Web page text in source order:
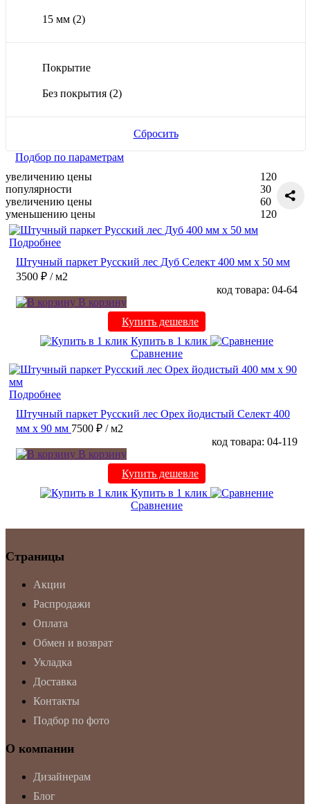
15 мм (2)
Покрытие
Без покрытия (2)
Сбросить
Подбор по параметрам
увеличению цены
популярности
увеличению цены
уменьшению цены
120
30
60
120
Подробнее
Штучный паркет Русский лес Дуб Селект 400 мм х 50 мм
3500 ₽ / м2
код товара: 04-64
В корзину
Купить дешевле
Купить в 1 клик
Сравнение
Подробнее
Штучный паркет Русский лес Орех йодистый Селект 400
мм х 90 мм 7500 ₽ / м2
код товара: 04-119
В корзину
Купить дешевле
Купить в 1 клик
Сравнение
Страницы
Акции
Распродажи
Оплата
Обмен и возврат
Укладка
Доставка
Контакты
Подбор по фото
О компании
Дизайнерам
Блог